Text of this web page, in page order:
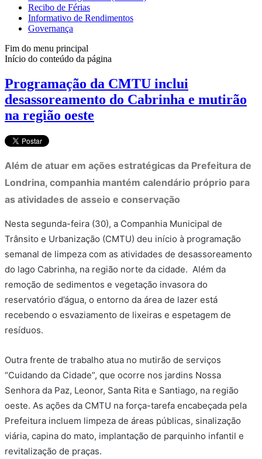
Recibo de Férias
Informativo de Rendimentos
Governança
Fim do menu principal
Início do conteúdo da página
Programação da CMTU inclui
desassoreamento do Cabrinha e mutirão
na região oeste
Além de atuar em ações estratégicas da Prefeitura de
Londrina, companhia mantém calendário próprio para
as atividades de asseio e conservação
Nesta segunda-feira (30), a Companhia Municipal de
Trânsito e Urbanização (CMTU) deu início à programação
semanal de limpeza com as atividades de desassoreamento
do lago Cabrinha, na região norte da cidade. Além da
remoção de sedimentos e vegetação invasora do
reservatório d’água, o entorno da área de lazer está
recebendo o esvaziamento de lixeiras e espetagem de
resíduos.
Outra frente de trabalho atua no mutirão de serviços
“Cuidando da Cidade”, que ocorre nos jardins Nossa
Senhora da Paz, Leonor, Santa Rita e Santiago, na região
oeste. As ações da CMTU na força-tarefa encabeçada pela
Prefeitura incluem limpeza de áreas públicas, sinalização
viária, capina do mato, implantação de parquinho infantil e
revitalização de praças.